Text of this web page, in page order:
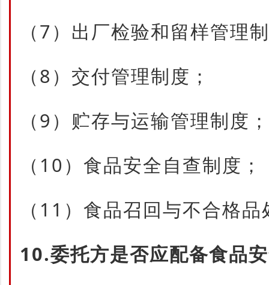
（7）出厂检验和留样管理
（8）交付管理制度；
（9）贮存与运输管理制度；
（10）食品安全自查制度；
（11）食品召回与不合格
10.委托方是否应配备食品